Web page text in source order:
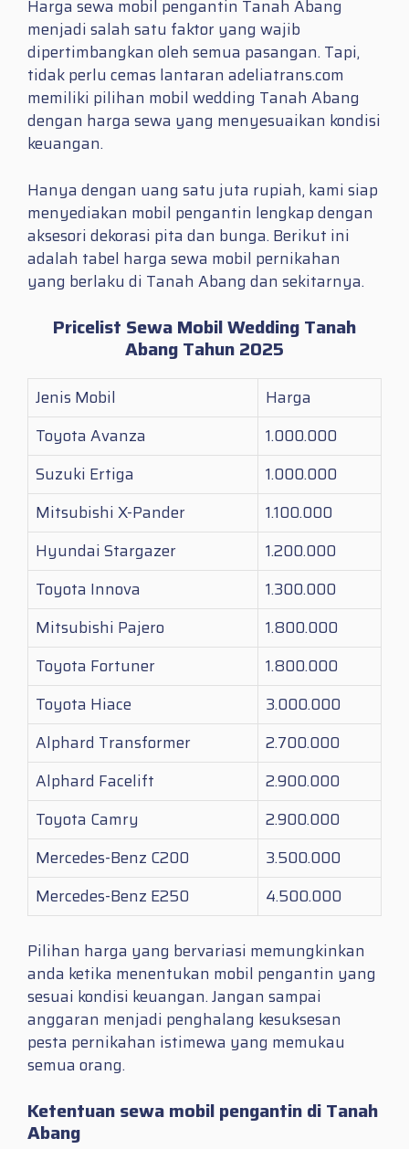
Harga sewa mobil pengantin Tanah Abang
menjadi salah satu faktor yang wajib
dipertimbangkan oleh semua pasangan. Tapi,
tidak perlu cemas lantaran adeliatrans.com
memiliki pilihan mobil wedding Tanah Abang
dengan harga sewa yang menyesuaikan kondisi
keuangan.
Hanya dengan uang satu juta rupiah, kami siap
menyediakan mobil pengantin lengkap dengan
aksesori dekorasi pita dan bunga. Berikut ini
adalah tabel harga sewa mobil pernikahan
yang berlaku di Tanah Abang dan sekitarnya.
Pricelist Sewa Mobil Wedding Tanah
Abang Tahun 2025
Jenis Mobil
Harga
Toyota Avanza
1.000.000
Suzuki Ertiga
1.000.000
Mitsubishi X-Pander
1.100.000
Hyundai Stargazer
1.200.000
Toyota Innova
1.300.000
Mitsubishi Pajero
1.800.000
Toyota Fortuner
1.800.000
Toyota Hiace
3.000.000
Alphard Transformer
2.700.000
Alphard Facelift
2.900.000
Toyota Camry
2.900.000
Mercedes-Benz C200
3.500.000
Mercedes-Benz E250
4.500.000
Pilihan harga yang bervariasi memungkinkan
anda ketika menentukan mobil pengantin yang
sesuai kondisi keuangan. Jangan sampai
anggaran menjadi penghalang kesuksesan
pesta pernikahan istimewa yang memukau
semua orang.
Ketentuan sewa mobil pengantin di Tanah
Abang